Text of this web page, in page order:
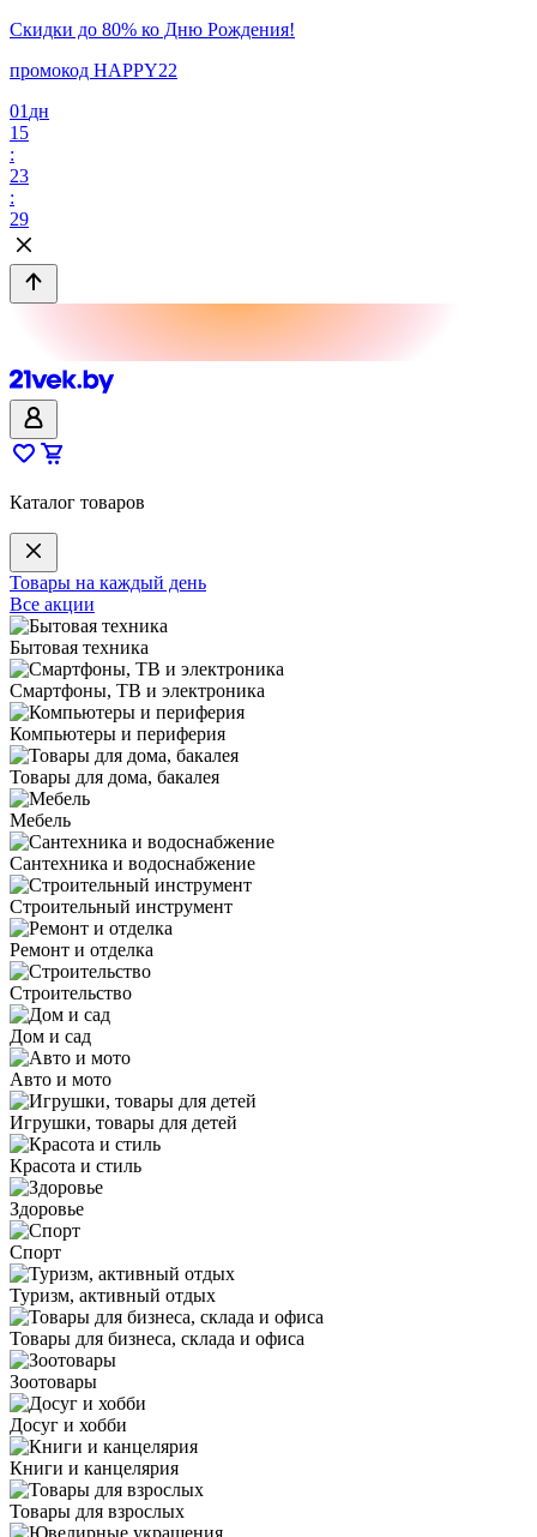
Скидки до 80% ко Дню Рождения!
промокод HAPPY22
01 дн
15
:
23
:
29
Каталог товаров
Товары на каждый день
Все акции
Бытовая техника
Смартфоны, ТВ и электроника
Компьютеры и периферия
Товары для дома, бакалея
Мебель
Сантехника и водоснабжение
Строительный инструмент
Ремонт и отделка
Строительство
Дом и сад
Авто и мото
Игрушки, товары для детей
Красота и стиль
Здоровье
Спорт
Туризм, активный отдых
Товары для бизнеса, склада и офиса
Зоотовары
Досуг и хобби
Книги и канцелярия
Товары для взрослых